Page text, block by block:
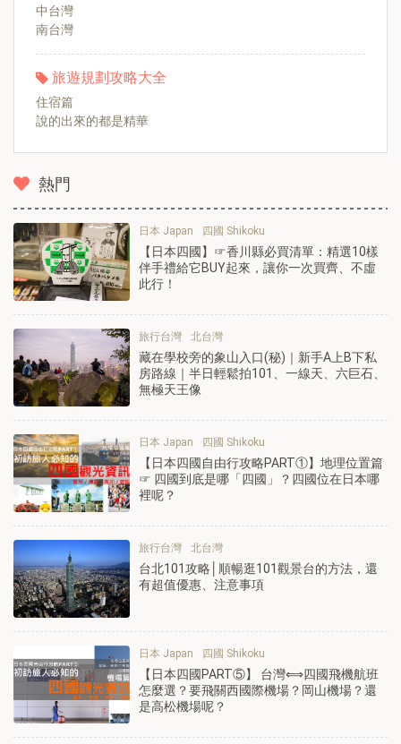
中台灣
南台灣
旅遊規劃攻略大全
住宿篇
說的出來的都是精華
熱門
日本 Japan 四國 Shikoku
【日本四國】☞香川縣必買清單：精選10樣
伴手禮給它BUY起來，讓你一次買齊、不虛
此行！
旅行台灣 北台灣
藏在學校旁的象山入口(秘)｜新手A上B下私
房路線｜半日輕鬆拍101、一線天、六巨石、
無極天王像
日本 Japan 四國 Shikoku
【日本四國自由行攻略PART①】地理位置篇
☞ 四國到底是哪「四國」？四國位在日本哪
裡呢？
旅行台灣 北台灣
台北101攻略│順暢逛101觀景台的方法，還
有超值優惠、注意事項
日本 Japan 四國 Shikoku
【日本四國PART⑤】 台灣⟺四國飛機航班
怎麼選？要飛關西國際機場？岡山機場？還
是高松機場呢？